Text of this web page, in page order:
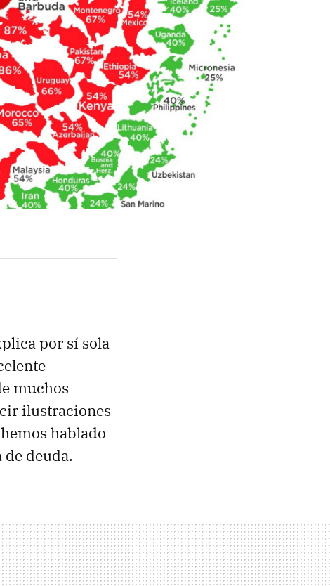
por sí sola
muchos
ilustraciones
hablado
deuda.